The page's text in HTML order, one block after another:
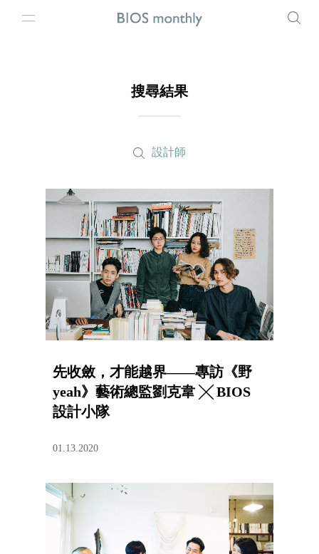
搜尋結果
設計師
先收斂，才能越界——專訪《野
yeah》藝術總監劉克韋 ╳ BIOS
設計小隊
01.13.2020